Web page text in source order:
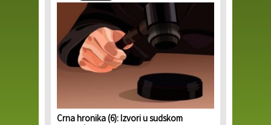
Crna hronika (6): Izvori u sudskom